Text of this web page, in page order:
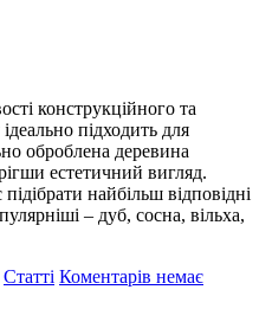
конструкційного та
підходить для
оброблена деревина
естетичний вигляд.
найбільш відповідні
– дуб, сосна, вільха,
Статті Коментарів немає